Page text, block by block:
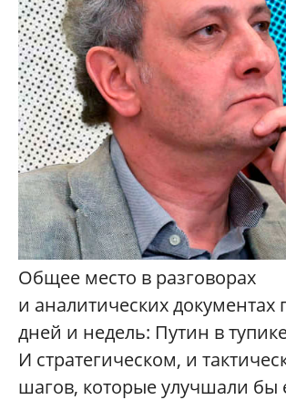
Общее место в разговорах
и аналитических документах
дней и недель: Путин в
И стратегическом, и
шагов, которые улучшали бы